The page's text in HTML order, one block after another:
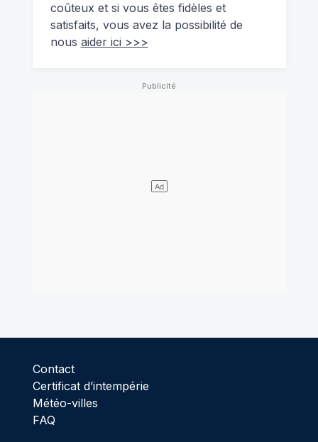
coûteux et si vous êtes fidèles et
satisfaits, vous avez la possibilité de
nous aider ici >>>
Contact
Certificat d’intempérie
Météo-villes
FAQ